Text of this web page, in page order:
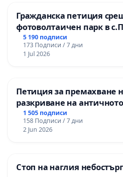
Гражданска петиция
фотоволтаичен парк в
Радомир
5 190 подписи
173 Подписи / 7 дни
1 Jul 2026
Петиция за премахване
разкриване на
Могиланската могила
1 505 подписи
158 Подписи / 7 дни
2 Jun 2026
Стоп на наглия